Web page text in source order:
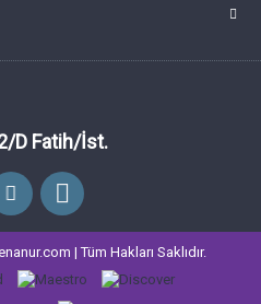
D Fatih/İst.
| Tüm Hakları Saklıdır.